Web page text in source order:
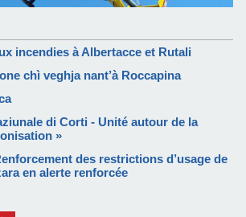
incendies à Albertacce et Rutali
chì veghja nant’à Roccapina
di Corti - Unité autour de la
»
des restrictions d’usage de
en alerte renforcée